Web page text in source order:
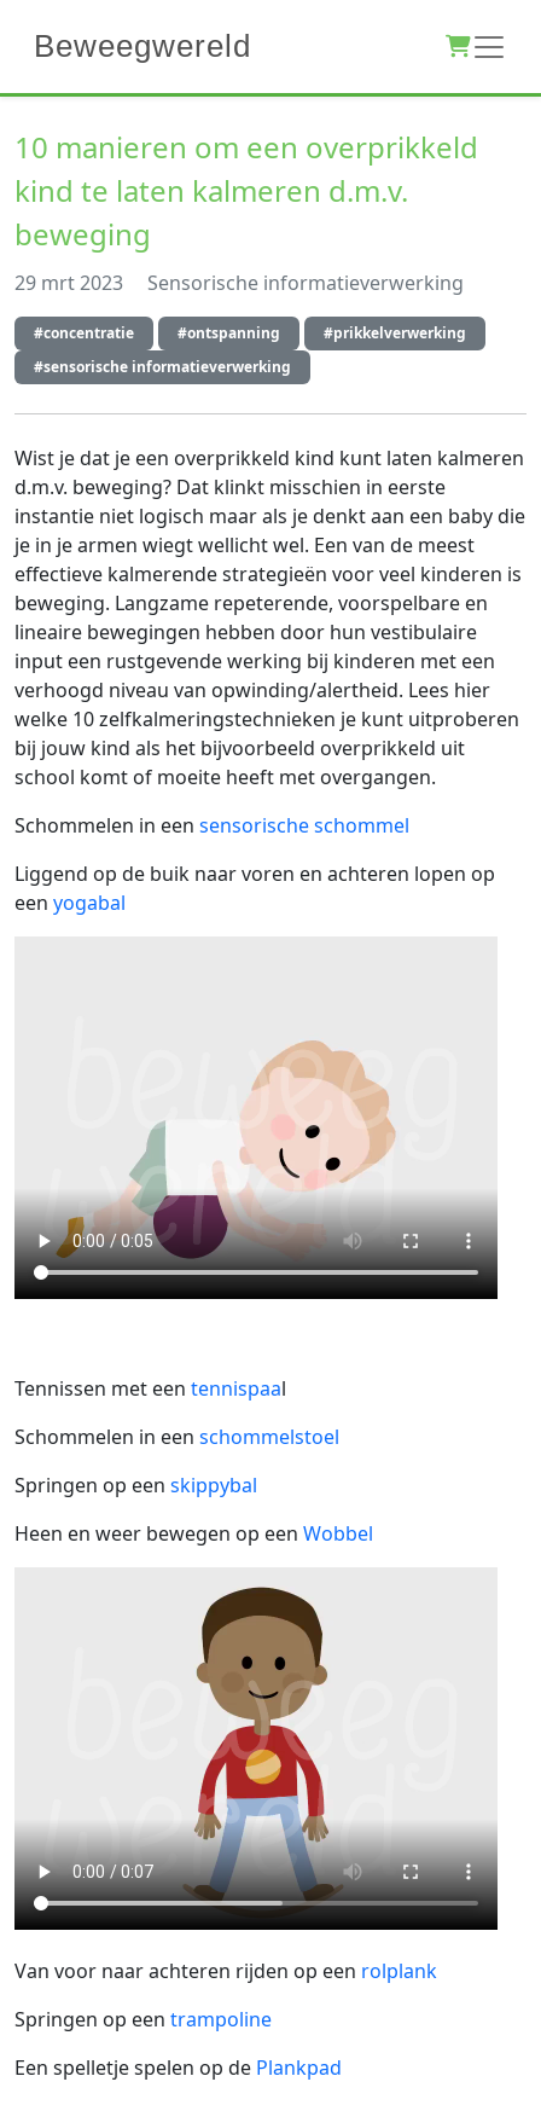
Beweegwereld
10 manieren om een overprikkeld
kind te laten kalmeren d.m.v.
beweging
29 mrt 2023 Sensorische informatieverwerking
#concentratie #ontspanning
#prikkelverwerking
#sensorische informatieverwerking
Wist je dat je een overprikkeld kind kunt laten kalmeren
d.m.v. beweging? Dat klinkt misschien in eerste
instantie niet logisch maar als je denkt aan een baby die
je in je armen wiegt wellicht wel. Een van de meest
effectieve kalmerende strategieën voor veel kinderen is
beweging. Langzame repeterende, voorspelbare en
lineaire bewegingen hebben door hun vestibulaire
input een rustgevende werking bij kinderen met een
verhoogd niveau van opwinding/alertheid. Lees hier
welke 10 zelfkalmeringstechnieken je kunt uitproberen
bij jouw kind als het bijvoorbeeld overprikkeld uit
school komt of moeite heeft met overgangen.
Schommelen in een sensorische schommel
Liggend op de buik naar voren en achteren lopen op
een yogabal
Tennissen met een tennispaal
Schommelen in een schommelstoel
Springen op een skippybal
Heen en weer bewegen op een Wobbel
Van voor naar achteren rijden op een rolplank
Springen op een trampoline
Een spelletje spelen op de Plankpad